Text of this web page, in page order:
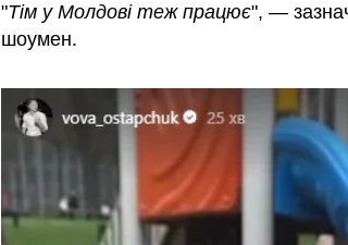
"Тім у Молдові теж працює", —
шоумен.